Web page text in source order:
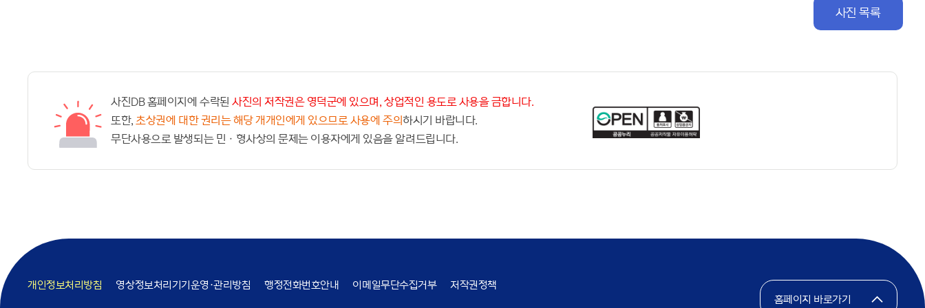
사진 목록
사진DB 홈페이지에 수락된사진의 저작권은 영덕군에 있으며, 상업적인 용도로 사용을 금합니다.
또한, 초상권에 대한 권리는 해당 개개인에게 있으므로 사용에 주의 하시기 바랍니다.
무단사용으로 발생되는 민ㆍ형사상의 문제는 이용자에게 있음을 알려드립니다.
개인정보처리방침 영상정보처리기기운영·관리방침 행정전화번호안내 이메일무단수집거부
저작권정책
홈페이지 바로가기